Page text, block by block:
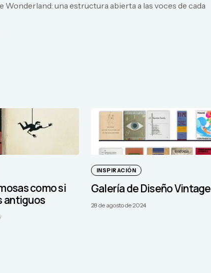
Wonderland: una estructura abierta a las voces de cada
como si
antiguos
INSPIRACIÓN
Galería de Diseño Vintage
28 de agosto de 2024